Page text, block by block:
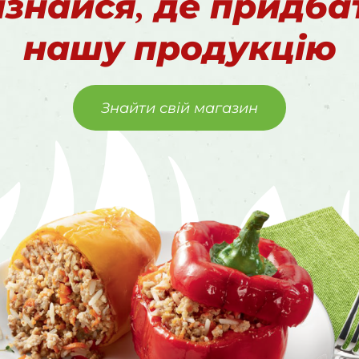
нашу продукцію
Знайти свій магазин